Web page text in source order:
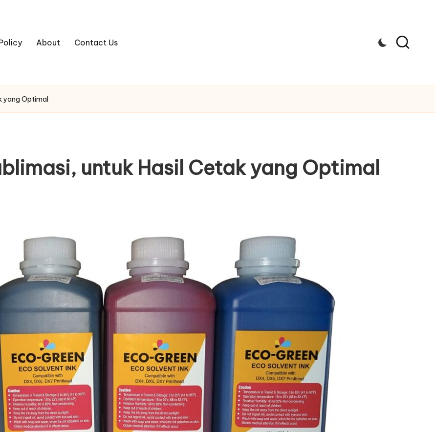
About Contact Us
yang Optimal
untuk Hasil Cetak yang Optimal